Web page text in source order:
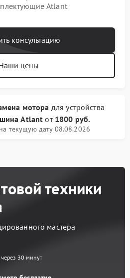
Atlant
консультацию
цены
мотора для устройства
Atlant от 1800 руб.
текущую дату 08.08.2026
техники
мастера
30 минут